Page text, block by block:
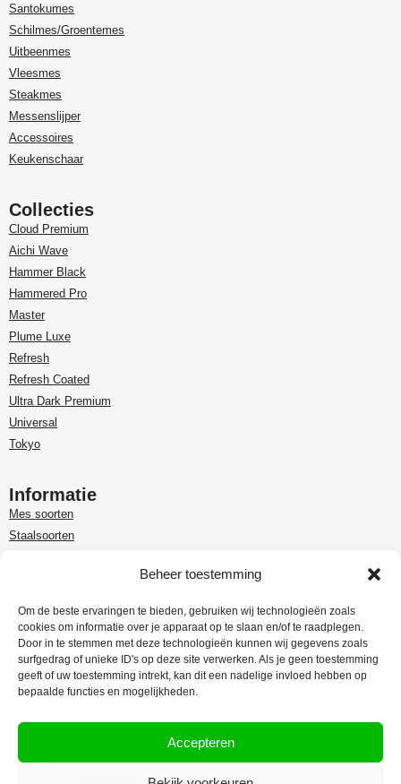
Beheer toestemming
Om de beste ervaringen te bieden, gebruiken wij technologieën zoals
cookies om informatie over je apparaat op te slaan en/of te raadplegen.
Door in te stemmen met deze technologieën kunnen wij gegevens zoals
surfgedrag of unieke ID's op deze site verwerken. Als je geen toestemming
geeft of uw toestemming intrekt, kan dit een nadelige invloed hebben op
bepaalde functies en mogelijkheden.
Accepteren
Santokumes
Schilmes/Groentemes
Uitbeenmes
Vleesmes
Steakmes
Messenslijper
Accessoires
Keukenschaar
Collecties
Cloud Premium
Aichi Wave
Hammer Black
Hammered Pro
Master
Plume Luxe
Refresh
Refresh Coated
Ultra Dark Premium
Universal
Tokyo
Informatie
Mes soorten
Staalsoorten
Customer care
Garantie en retour
Leveringsinformatie
Klachtenregeling
Privacy Policy